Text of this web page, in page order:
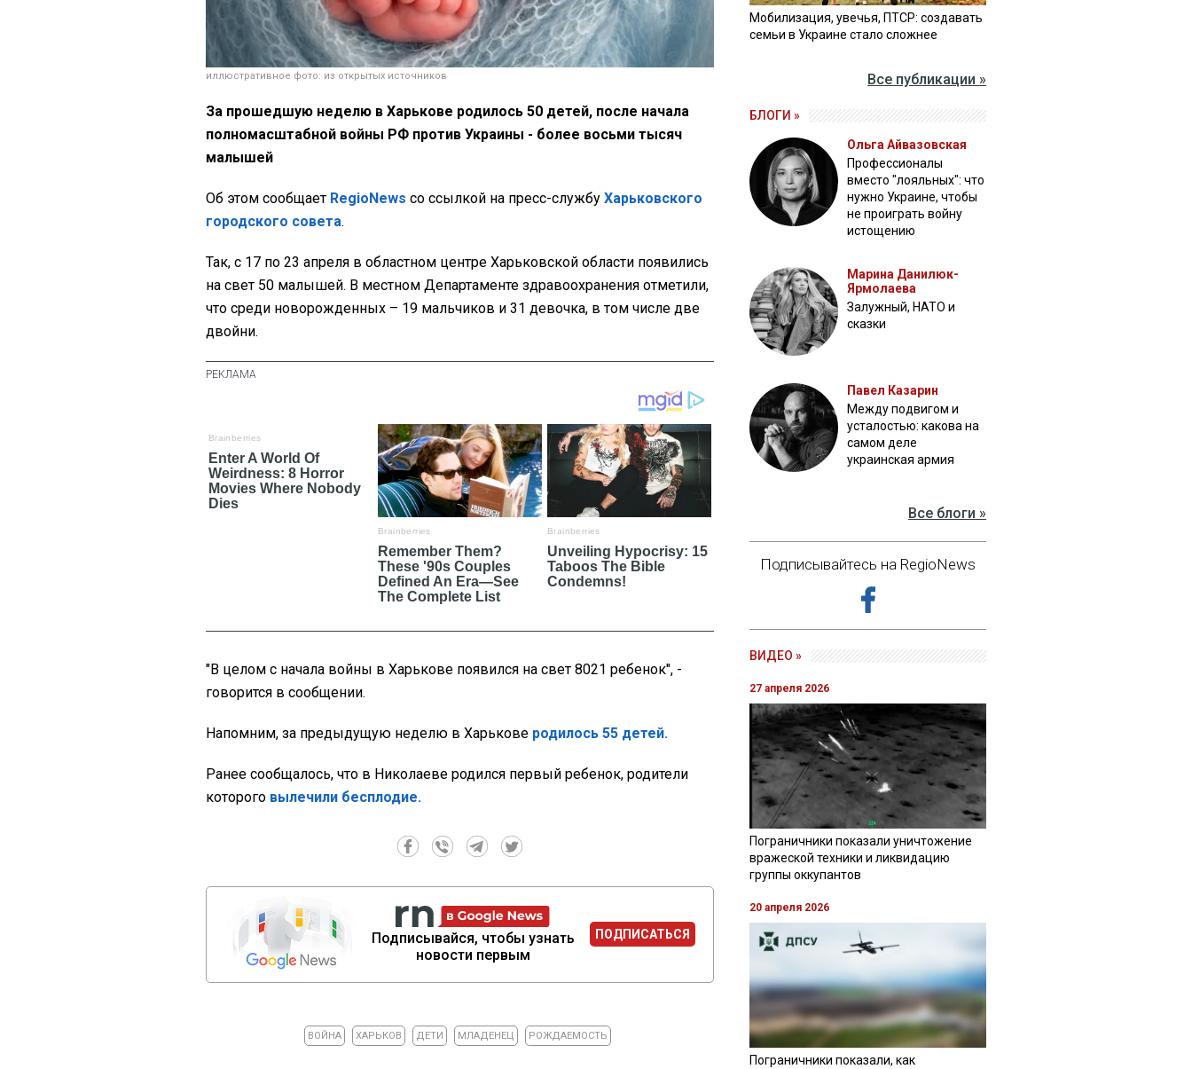
иллюстративное фото: из открытых источников
За прошедшую неделю в Харькове родилось 50 детей, после начала
полномасштабной войны РФ против Украины - более восьми тысяч
малышей
Об этом сообщает RegioNews со ссылкой на пресс-службу Харьковского
городского совета.
Так, с 17 по 23 апреля в областном центре Харьковской области появились
на свет 50 малышей. В местном Департаменте здравоохранения отметили,
что среди новорожденных – 19 мальчиков и 31 девочка, в том числе две
двойни.
"В целом с начала войны в Харькове появился на свет 8021 ребенок", -
говорится в сообщении.
Напомним, за предыдущую неделю в Харькове родилось 55 детей.
Ранее сообщалось, что в Николаеве родился первый ребенок, родители
которого вылечили бесплодие.
Подписывайся, чтобы узнать
новости первым
ПОДПИСАТЬСЯ
ВОЙНА ХАРЬКОВ ДЕТИ МЛАДЕНЕЦ РОЖДАЕМОСТЬ
Мобилизация, увечья, ПТСР: создавать
семьи в Украине стало сложнее
Все публикации »
БЛОГИ »
Ольга Айвазовская
Профессионалы
вместо "лояльных": что
нужно Украине, чтобы
не проиграть войну
истощению
Марина Данилюк-
Ярмолаева
Залужный, НАТО и
сказки
Павел Казарин
Между подвигом и
усталостью: какова на
самом деле
украинская армия
Все блоги »
Подписывайтесь на RegioNews
ВИДЕО »
27 апреля 2026
Пограничники показали уничтожение
вражеской техники и ликвидацию
группы оккупантов
20 апреля 2026
Пограничники показали, как